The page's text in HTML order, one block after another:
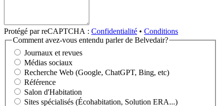
Protégé par reCAPTCHA : Confidentialité • Conditions
Comment avez-vous entendu parler de Belvedair?
Journaux et revues
Médias sociaux
Recherche Web (Google, ChatGPT, Bing, etc)
Référence
Salon d'Habitation
Sites spécialisés (Écohabitation, Solution ERA...)